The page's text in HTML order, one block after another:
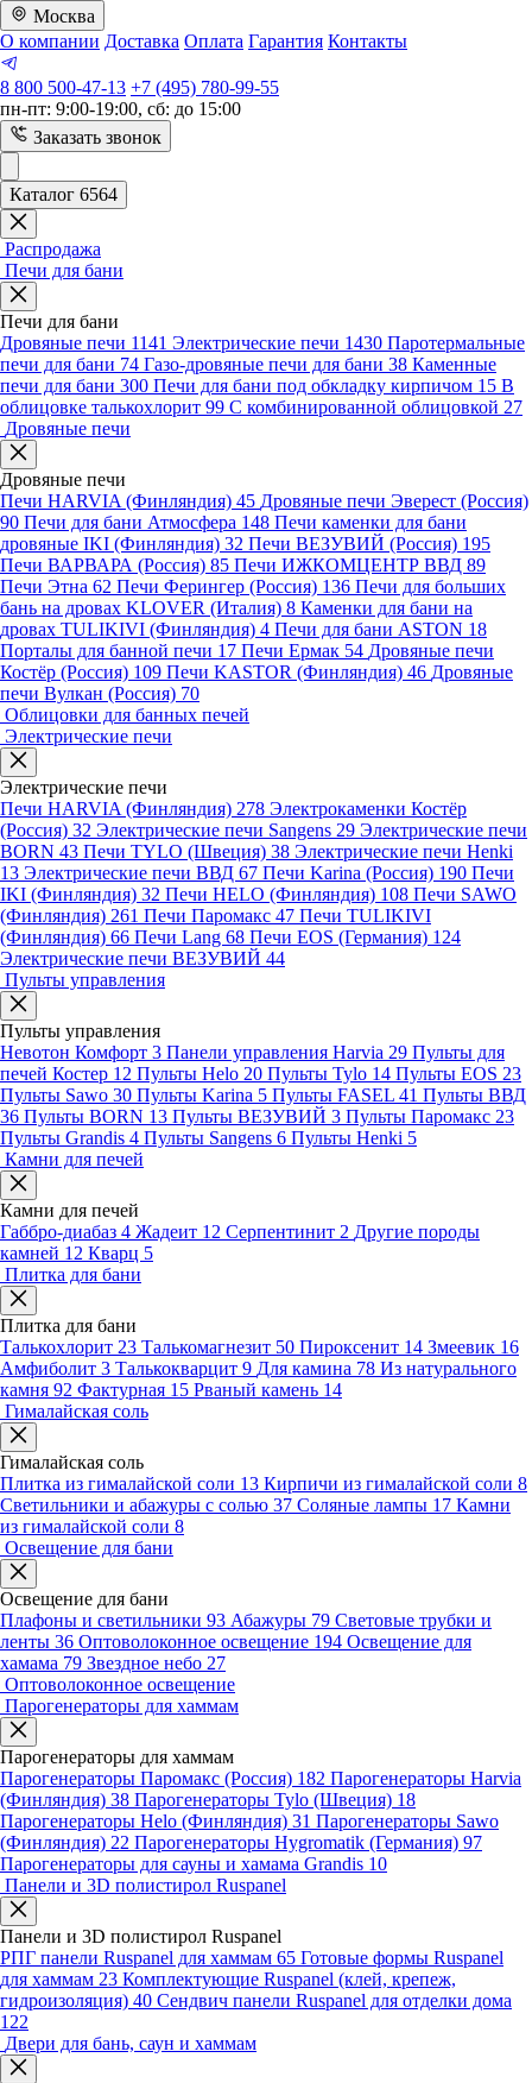
Москва
О компании Доставка Оплата Гарантия Контакты
8 800 500-47-13 +7 (495) 780-99-55
пн-пт: 9:00-19:00, сб: до 15:00
Заказать звонок
Каталог 6564
Распродажа
Печи для бани
Печи для бани
Дровяные печи 1141 Электрические печи 1430 Паротермальные
печи для бани 74 Газо-дровяные печи для бани 38 Каменные
печи для бани 300 Печи для бани под обкладку кирпичом 15 В
облицовке талькохлорит 99 С комбинированной облицовкой 27
Дровяные печи
Дровяные печи
Печи HARVIA (Финляндия) 45 Дровяные печи Эверест (Россия)
90 Печи для бани Атмосфера 148 Печи каменки для бани
дровяные IKI (Финляндия) 32 Печи ВЕЗУВИЙ (Россия) 195
Печи ВАРВАРА (Россия) 85 Печи ИЖКОМЦЕНТР ВВД 89
Печи Этна 62 Печи Ферингер (Россия) 136 Печи для больших
бань на дровах KLOVER (Италия) 8 Каменки для бани на
дровах TULIKIVI (Финляндия) 4 Печи для бани ASTON 18
Порталы для банной печи 17 Печи Ермак 54 Дровяные печи
Костёр (Россия) 109 Печи KASTOR (Финляндия) 46 Дровяные
печи Вулкан (Россия) 70
Облицовки для банных печей
Электрические печи
Электрические печи
Печи HARVIA (Финляндия) 278 Электрокаменки Костёр
(Россия) 32 Электрические печи Sangens 29 Электрические печи
BORN 43 Печи TYLO (Швеция) 38 Электрические печи Henki
13 Электрические печи ВВД 67 Печи Karina (Россия) 190 Печи
IKI (Финляндия) 32 Печи HELO (Финляндия) 108 Печи SAWO
(Финляндия) 261 Печи Паромакс 47 Печи TULIKIVI
(Финляндия) 66 Печи Lang 68 Печи EOS (Германия) 124
Электрические печи ВЕЗУВИЙ 44
Пульты управления
Пульты управления
Невотон Комфорт 3 Панели управления Harvia 29 Пульты для
печей Костер 12 Пульты Helo 20 Пульты Tylo 14 Пульты EOS 23
Пульты Sawo 30 Пульты Karina 5 Пульты FASEL 41 Пульты ВВД
36 Пульты BORN 13 Пульты ВЕЗУВИЙ 3 Пульты Паромакс 23
Пульты Grandis 4 Пульты Sangens 6 Пульты Henki 5
Камни для печей
Камни для печей
Габбро-диабаз 4 Жадеит 12 Серпентинит 2 Другие породы
камней 12 Кварц 5
Плитка для бани
Плитка для бани
Талькохлорит 23 Талькомагнезит 50 Пироксенит 14 Змеевик 16
Амфиболит 3 Талькокварцит 9 Для камина 78 Из натурального
камня 92 Фактурная 15 Рваный камень 14
Гималайская соль
Гималайская соль
Плитка из гималайской соли 13 Кирпичи из гималайской соли 8
Светильники и абажуры с солью 37 Соляные лампы 17 Камни
из гималайской соли 8
Освещение для бани
Освещение для бани
Плафоны и светильники 93 Абажуры 79 Световые трубки и
ленты 36 Оптоволоконное освещение 194 Освещение для
хамама 79 Звездное небо 27
Оптоволоконное освещение
Парогенераторы для хаммам
Парогенераторы для хаммам
Парогенераторы Паромакс (Россия) 182 Парогенераторы Harvia
(Финляндия) 38 Парогенераторы Tylo (Швеция) 18
Парогенераторы Helo (Финляндия) 31 Парогенераторы Sawo
(Финляндия) 22 Парогенераторы Hygromatik (Германия) 97
Парогенераторы для сауны и хамама Grandis 10
Панели и 3D полистирол Ruspanel
Панели и 3D полистирол Ruspanel
РПГ панели Ruspanel для хаммам 65 Готовые формы Ruspanel
для хаммам 23 Комплектующие Ruspanel (клей, крепеж,
гидроизоляция) 40 Сендвич панели Ruspanel для отделки дома
122
Двери для бань, саун и хаммам